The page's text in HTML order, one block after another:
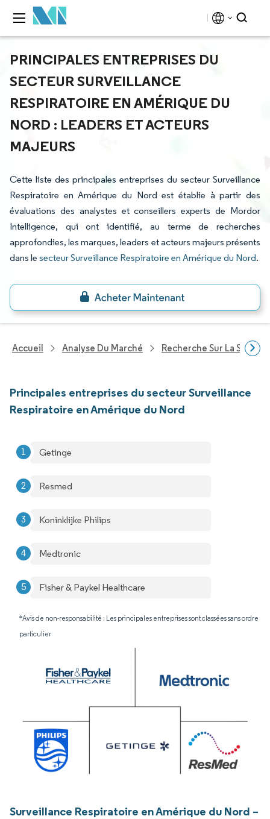
PRINCIPALES ENTREPRISES DU
SECTEUR SURVEILLANCE
RESPIRATOIRE EN AMÉRIQUE DU
NORD : LEADERS ET ACTEURS
MAJEURS
Cette liste des principales entreprises du secteur Surveillance
Respiratoire en Amérique du Nord est établie à partir des
évaluations des analystes et conseillers experts de Mordor
Intelligence, qui ont identifié, au terme de recherches
approfondies, les marques, leaders et acteurs majeurs présents
dans le secteur Surveillance Respiratoire en Amérique du Nord.
Accueil Analyse Du Marché Recherche Sur La Santé
Principales entreprises du secteur Surveillance
Respiratoire en Amérique du Nord
Getinge
Resmed
Koninklijke Philips
Medtronic
Fisher & Paykel Healthcare
*Avis de non-responsabilité : Les principales entreprises sont classées sans ordre
particulier
Surveillance Respiratoire en Amérique du Nord –